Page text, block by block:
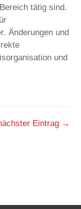
tätig sind.
Änderungen und
und
Eintrag→